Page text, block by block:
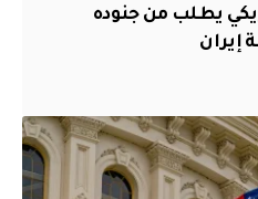
يطلب من جنوده
إيران